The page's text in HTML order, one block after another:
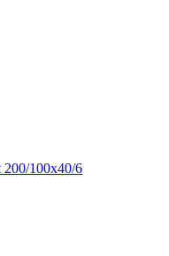
200/100x40/6